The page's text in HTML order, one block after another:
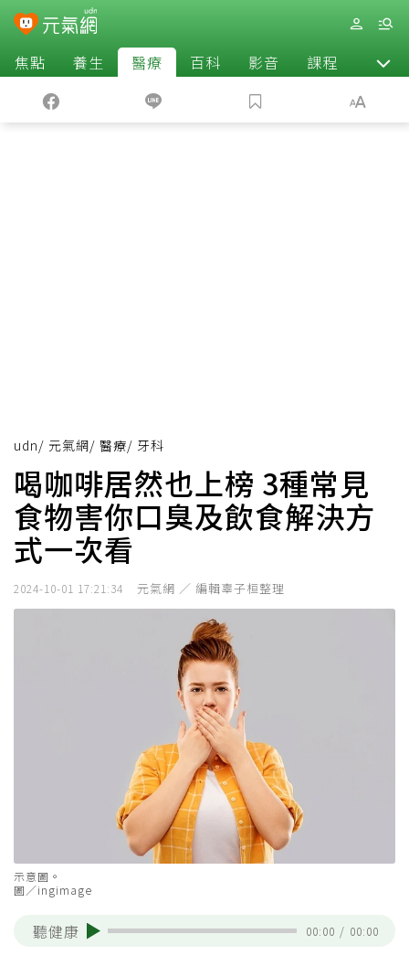
焦點 養生 醫療 百科 影音 課程 退休
udn/ 元氣網/ 醫療/ 牙科
喝咖啡居然也上榜 3種常見
食物害你口臭及飲食解決方
式一次看
2024-10-01 17:21:34 元氣網 ／ 編輯辜子桓整理
示意圖。
圖／ingimage
聽健康 00:00 / 00:00